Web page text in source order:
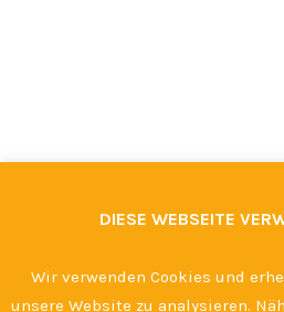
DIESE WEBSEITE
Wir verwenden Cookies und
unsere Website zu analysieren.